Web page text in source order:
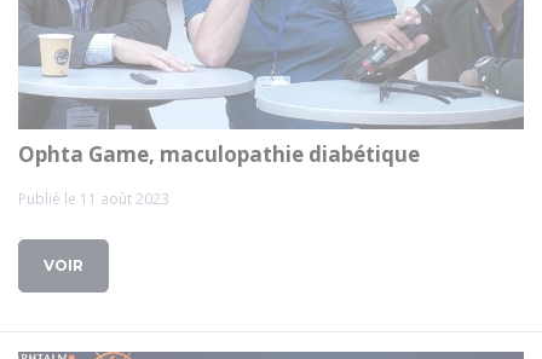
Ophta Game, maculopathie diabétique
Publié le 11 août 2023
VOIR